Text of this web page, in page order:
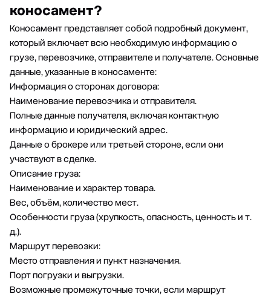
коносамент?
Коносамент представляет собой подробный документ,
который включает всю необходимую информацию о
грузе, перевозчике, отправителе и получателе. Основные
данные, указанные в коносаменте:
Информация о сторонах договора:
Наименование перевозчика и отправителя.
Полные данные получателя, включая контактную
информацию и юридический адрес.
Данные о брокере или третьей стороне, если они
участвуют в сделке.
Описание груза:
Наименование и характер товара.
Вес, объём, количество мест.
Особенности груза (хрупкость, опасность, ценность и т.
д.).
Маршрут перевозки:
Место отправления и пункт назначения.
Порт погрузки и выгрузки.
Возможные промежуточные точки, если маршрут